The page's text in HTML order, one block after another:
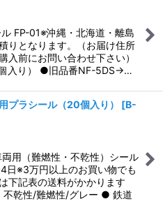
FP-01※沖縄・北海道・離島
りとなります。（お届け住所
入前にお問い合わせ下さい）
個入り） ●旧品番NF-5DS→…
プラシール（20個入り） [B-
用（難燃性・不乾性）シール
日※3万円以上のお買い物でも
下記表の送料がかかります
不乾性/難燃性/グレー ● 鉄道